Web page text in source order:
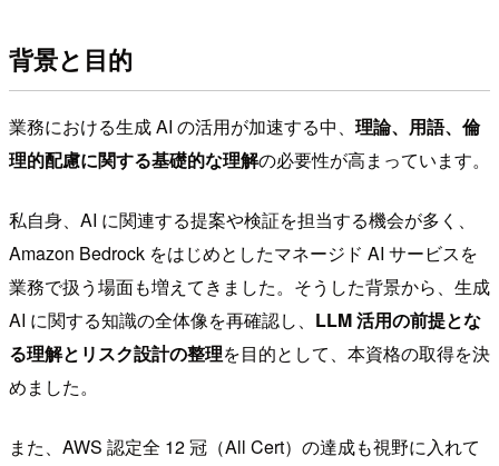
背景と目的
業務における生成 AI の活用が加速する中、 理論、用語、倫
理的配慮に関する基礎的な理解の必要性が高まっています。
私自身、AI に関連する提案や検証を担当する機会が多く、
Amazon Bedrock をはじめとしたマネージド AI サービスを
業務で扱う場面も増えてきました。そうした背景から、生成
AI に関する知識の全体像を再確認し、 LLM 活用の前提とな
る理解とリスク設計の整理を目的として、本資格の取得を決
めました。
また、AWS 認定全 12 冠（All Cert）の達成も視野に入れて